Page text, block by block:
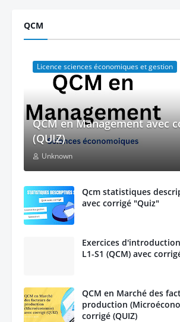
QCM
Licence sciences économiques et gestion
QCM en Management avec
(QUIZ)
Unknown
Qcm statistiques
avec corrigé "Quiz"
Exercices
L1-S1 (QCM) avec
QCM en Marché des
production
corrigé (QUIZ)